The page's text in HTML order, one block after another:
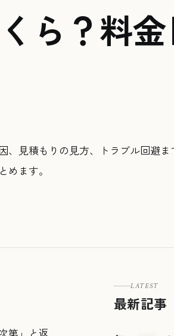
ら？料
、見積もりの見方、トラブル回避ま
ます。
第」と返
LATEST
最新記事